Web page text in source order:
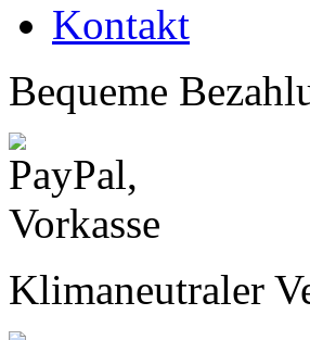
Kontakt
Bequeme
Klimaneutraler